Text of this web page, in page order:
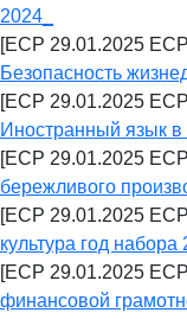
2024_
[ECP 29.01.2025
Безопасность
[ECP 29.01.2025
Иностранный язык в
[ECP 29.01.2025
бережливого
[ECP 29.01.2025
культура год набора
[ECP 29.01.2025
финансовой